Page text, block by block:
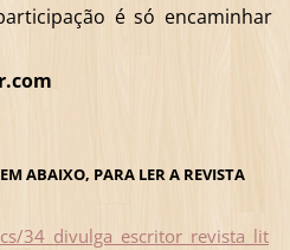
é só encaminhar
ABAIXO, PARA LER A REVISTA
34_divulga_escritor_revista_lit